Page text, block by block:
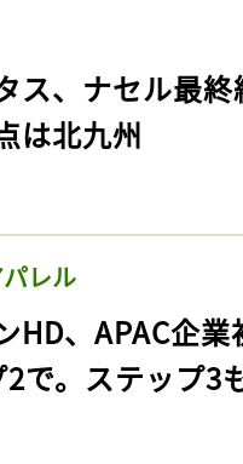
ス、ナセル最
は北九州
レル
HD、APAC企
で。ステップ3